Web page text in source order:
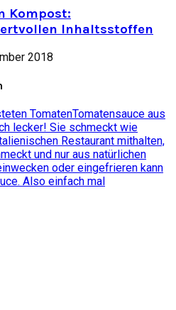
Kompost:
Inhaltsstoffen
2018
TomatenTomatensauce aus
lecker! Sie schmeckt wie
Restaurant mithalten,
und nur aus natürlichen
oder eingefrieren kann
Also einfach mal